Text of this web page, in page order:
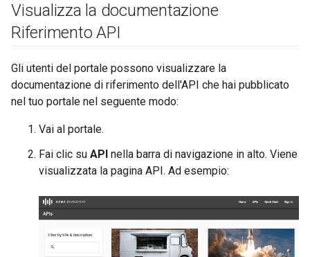
Visualizza la documentazione
Riferimento API
Gli utenti del portale possono visualizzare la
documentazione di riferimento dell'API che hai pubblicato
nel tuo portale nel seguente modo:
Vai al portale.
Fai clic su API nella barra di navigazione in alto. Viene
visualizzata la pagina API. Ad esempio: